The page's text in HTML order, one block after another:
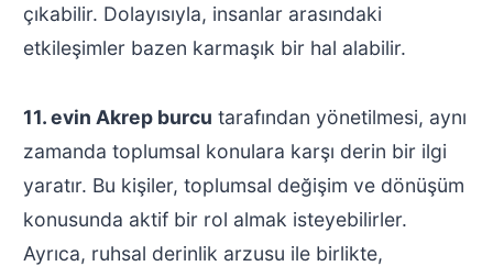
çıkabilir. Dolayısıyla, insanlar arasındaki
etkileşimler bazen karmaşık bir hal alabilir.
11. evin Akrep burcu tarafından yönetilmesi, aynı
zamanda toplumsal konulara karşı derin bir ilgi
yaratır. Bu kişiler, toplumsal değişim ve dönüşüm
konusunda aktif bir rol almak isteyebilirler.
Ayrıca, ruhsal derinlik arzusu ile birlikte,